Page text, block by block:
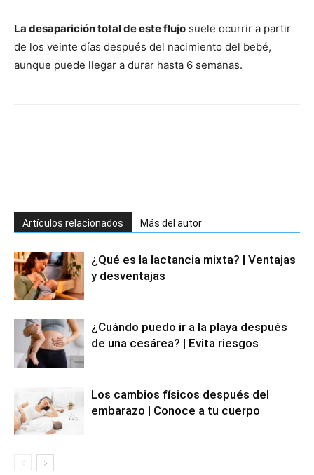
La desaparición total de este flujo suele ocurrir a partir
de los veinte días después del nacimiento del bebé,
aunque puede llegar a durar hasta 6 semanas.
Artículos relacionados Más del autor
¿Qué es la lactancia mixta? | Ventajas
y desventajas
¿Cuándo puedo ir a la playa después
de una cesárea? | Evita riesgos
Los cambios físicos después del
embarazo | Conoce a tu cuerpo